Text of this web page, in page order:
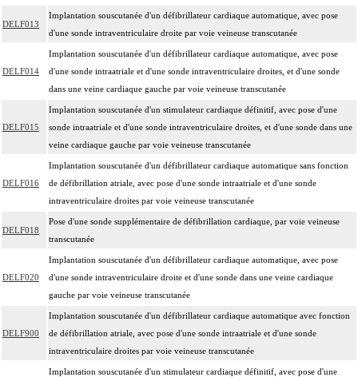
DELF013
Implantation souscutanée d'un défibrillateur cardiaque automatique, avec pose
d'une sonde intraventriculaire droite par voie veineuse transcutanée
DELF014
Implantation souscutanée d'un défibrillateur cardiaque automatique, avec pose
d'une sonde intraatriale et d'une sonde intraventriculaire droites, et d'une sonde
dans une veine cardiaque gauche par voie veineuse transcutanée
DELF015
Implantation souscutanée d'un stimulateur cardiaque définitif, avec pose d'une
sonde intraatriale et d'une sonde intraventriculaire droites, et d'une sonde dans une
veine cardiaque gauche par voie veineuse transcutanée
DELF016
Implantation souscutanée d'un défibrillateur cardiaque automatique sans fonction
de défibrillation atriale, avec pose d'une sonde intraatriale et d'une sonde
intraventriculaire droites par voie veineuse transcutanée
DELF018
Pose d'une sonde supplémentaire de défibrillation cardiaque, par voie veineuse
transcutanée
DELF020
Implantation souscutanée d'un défibrillateur cardiaque automatique, avec pose
d'une sonde intraventriculaire droite et d'une sonde dans une veine cardiaque
gauche par voie veineuse transcutanée
DELF900
Implantation souscutanée d'un défibrillateur cardiaque automatique avec fonction
de défibrillation atriale, avec pose d'une sonde intraatriale et d'une sonde
intraventriculaire droites par voie veineuse transcutanée
Implantation souscutanée d'un stimulateur cardiaque définitif, avec pose d'une